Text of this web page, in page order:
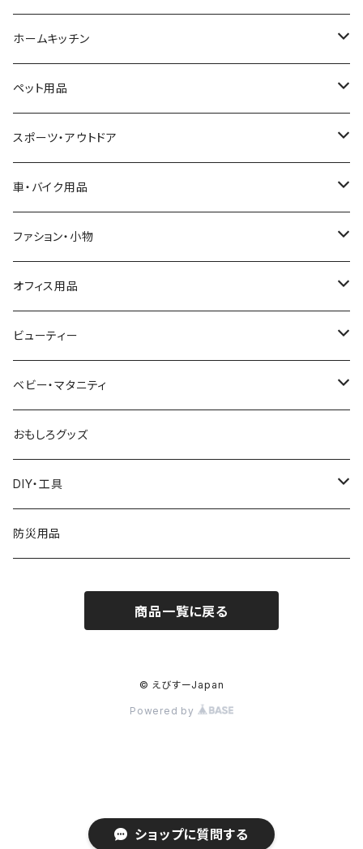
ショップに質問する
ホームキッチン
ビーズクッション
ビーズクッション本体
カバー
ゲーミングチェア
テーブル
座椅子・ソファ
ゴミ箱・ゴミ袋スタンド
家電・電気
フットマッサージャー
掃除機
テレビ台・スタンド
加湿器
お風呂用品
椅子
扇風機
ペット用品
猫用品
キャットタワー・ハウス
水飲み器・餌やり器
犬用品
犬服
餌やり器
外出用品
キャリーバッグ
カーシート
お風呂用品
スポーツ・アウトドア
テント
野営用品
野営スタンド
ピクニックシート
バイク
ヘルメット
筋力トレーニング
アンクルウェイト
パンチング
車・バイク用品
車用シート
夏用シート
冬用シート
タイヤチェーン
自転車鍵
日除け用品
修理工具
ファション・小物
アクセサリーボックス
木製ケース
化粧品収納箱
化粧鏡
スーツケース
帽子
作業服
バッグ
オフィス用品
モニターアーム
筆入れ
ビューティー
ヘアケア
DIY用品
ベビー・マタニティ
ベビーバス
トイレ用品
おもしろグッズ
DIY・工具
測定工具
防災用品
商品一覧に戻る
© えびすーJapan
Powered by